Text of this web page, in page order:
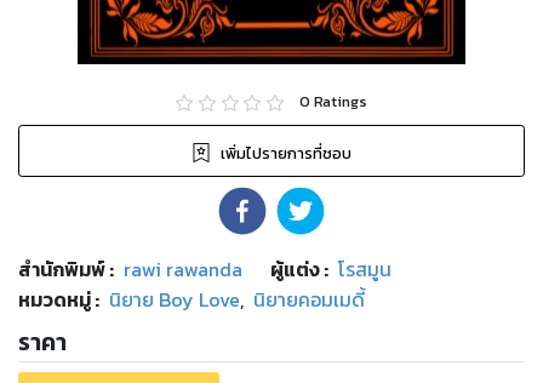
0 Ratings
เพิ่มไปรายการที่ชอบ
สำนักพิมพ์: rawi rawanda ผู้แต่ง : โรสมูน
หมวดหมู่: นิยาย Boy Love, นิยายคอมเมดี้
ราคา